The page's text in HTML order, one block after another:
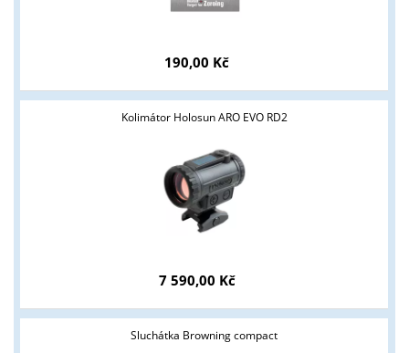
190,00 Kč
Kolimátor Holosun ARO EVO RD2
7 590,00 Kč
Sluchátka Browning compact
podnikatelům v oblasti zbraně a střelivo. Splňujete tyto
podmínky?
ANO NE